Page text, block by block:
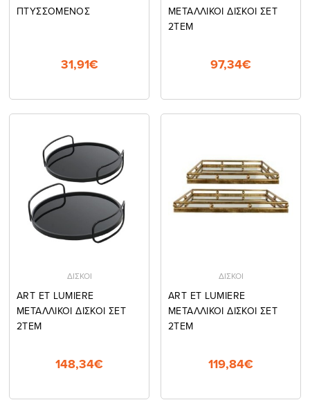
ΠΤΥΣΣΟΜΕΝΟΣ
31,91€
ΜΕΤΑΛΛΙΚΟΙ ΔΙΣΚΟΙ ΣΕΤ
2ΤΕΜ
97,34€
ΔΙΣΚΟΙ
ART ET LUMIERE
ΜΕΤΑΛΛΙΚΟΙ ΔΙΣΚΟΙ ΣΕΤ
2ΤΕΜ
148,34€
ΔΙΣΚΟΙ
ART ET LUMIERE
ΜΕΤΑΛΛΙΚΟΙ ΔΙΣΚΟΙ ΣΕΤ
2ΤΕΜ
119,84€